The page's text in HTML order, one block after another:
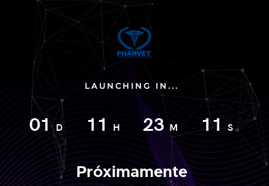
LAUNCHING IN...
01D 11 H 23 M 10 S
Próximamente